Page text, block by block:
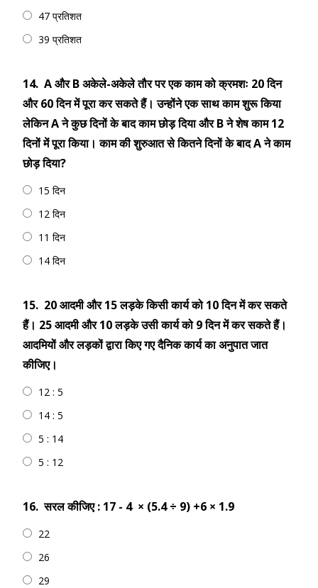
47 प्रतिशत
39 प्रतिशत
14. A और B अकेले-अकेले तौर पर एक काम को क्रमशः 20 दिन
और 60 दिन में पूरा कर सकते हैं। उन्होंने एक साथ काम शुरू किया
लेकिन A ने कुछ दिनों के बाद काम छोड़ दिया और B ने शेष काम 12
दिनों में पूरा किया। काम की शुरुआत से कितने दिनों के बाद A ने काम
छोड़ दिया?
15 दिन
12 दिन
11 दिन
14 दिन
15. 20 आदमी और 15 लड़के किसी कार्य को 10 दिन में कर सकते
हैं। 25 आदमी और 10 लड़के उसी कार्य को 9 दिन में कर सकते हैं।
आदमियों और लड़कों द्वारा किए गए दैनिक कार्य का अनुपात जात
कीजिए।
12 : 5
14 : 5
5 : 14
5 : 12
16. सरल कीजिए : 17 - 4 × (5.4 ÷ 9) +6 × 1.9
22
26
29